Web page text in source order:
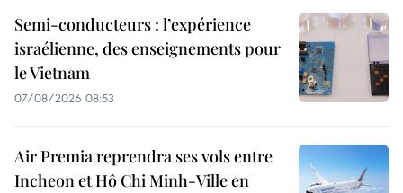
Semi-conducteurs : l’expérience
israélienne, des enseignements pour
le Vietnam
07/08/2026 08:53
Air Premia reprendra ses vols entre
Incheon et Hô Chi Minh-Ville en